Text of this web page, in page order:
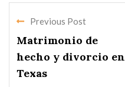
Previous Post
Matrimonio de
hecho y divorcio en
Texas